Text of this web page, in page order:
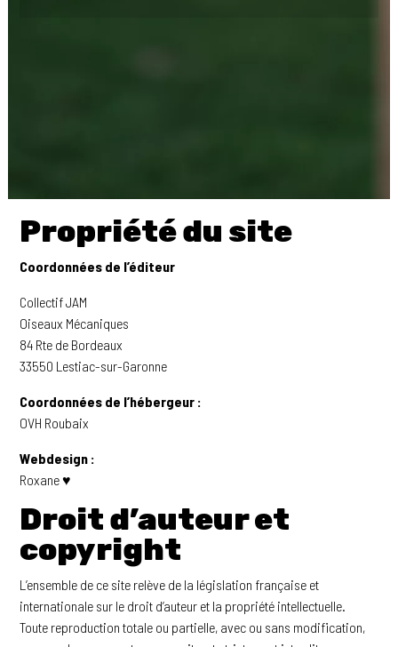
Propriété du site
Coordonnées de l’éditeur
Collectif JAM
Oiseaux Mécaniques
84 Rte de Bordeaux
33550 Lestiac-sur-Garonne
Coordonnées de l’hébergeur :
OVH Roubaix
Webdesign :
Roxane ♥
Droit d’auteur et
copyright
L’ensemble de ce site relève de la législation française et
internationale sur le droit d’auteur et la propriété intellectuelle.
Toute reproduction totale ou partielle, avec ou sans modification,